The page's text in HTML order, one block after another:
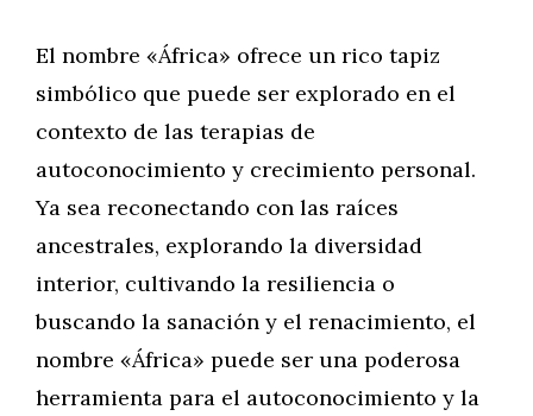
El nombre «África» ofrece un rico tapiz
simbólico que puede ser explorado en el
contexto de las terapias de
autoconocimiento y crecimiento personal.
Ya sea reconectando con las raíces
ancestrales, explorando la diversidad
interior, cultivando la resiliencia o
buscando la sanación y el renacimiento, el
nombre «África» puede ser una poderosa
herramienta para el autoconocimiento y la